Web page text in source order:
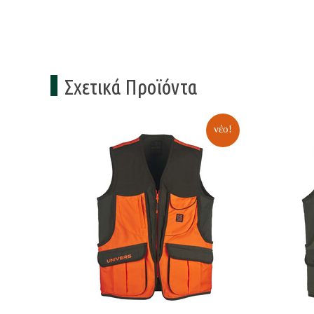
Σχετικά Προϊόντα
νέο!